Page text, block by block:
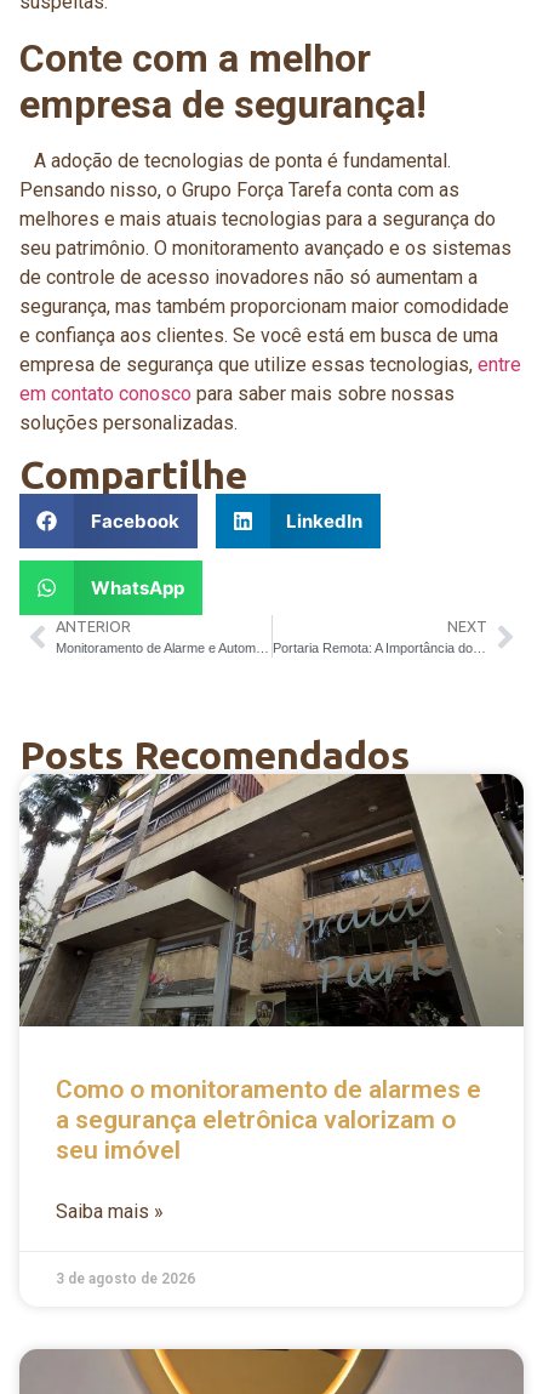
Conte com a melhor
empresa de segurança!
A adoção de tecnologias de ponta é fundamental.
Pensando nisso, o Grupo Força Tarefa conta com as
melhores e mais atuais tecnologias para a segurança do
seu patrimônio. O monitoramento avançado e os sistemas
de controle de acesso inovadores não só aumentam a
segurança, mas também proporcionam maior comodidade
e confiança aos clientes. Se você está em busca de uma
empresa de segurança que utilize essas tecnologias, entre
em contato conosco para saber mais sobre nossas
soluções personalizadas.
Compartilhe
Facebook LinkedIn
WhatsApp
ANTERIOR NEXT
Portaria Remota: A Importância do Treinamento
Posts Recomendados
Como o monitoramento de alarmes e
a segurança eletrônica valorizam o
seu imóvel
Saiba mais »
3 de agosto de 2026